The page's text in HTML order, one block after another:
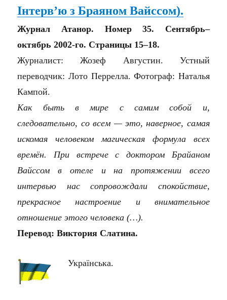
Інтерв’ю з Браяном Вайссом).
Журнал Атанор. Номер 35. Сентябрь–
октябрь 2002-го. Страницы 15–18.
Журналист: Жозеф Августин. Устный
переводчик: Лото Перрелла. Фотограф: Наталья
Кампой.
Как быть в мире с самим собой и,
следовательно, со всем — это, наверное, самая
искомая человеком магическая формула всех
времён. При встрече с доктором Брайаном
Вайссом в отеле и на протяжении всего
интервью нас сопровождали спокойствие,
прекрасное настроение и внимательное
отношение этого человека (…).
Перевод: Виктория Слатина.
Українська.